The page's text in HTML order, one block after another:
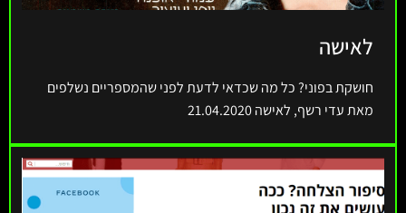
לאישה
חושקת בפוני? כל מה שכדאי לדעת לפני שהמספריים נשלפים
מאת עדי רשף, לאישה 21.04.2020